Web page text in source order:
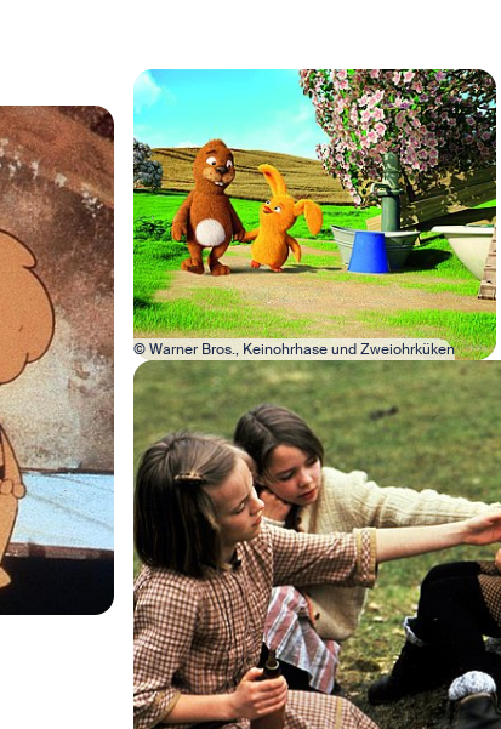
Bild in Lightbox öffnen
© Warner Bros., Keinohrhase und Zweiohrküken
Bild in Lightbox öffnen